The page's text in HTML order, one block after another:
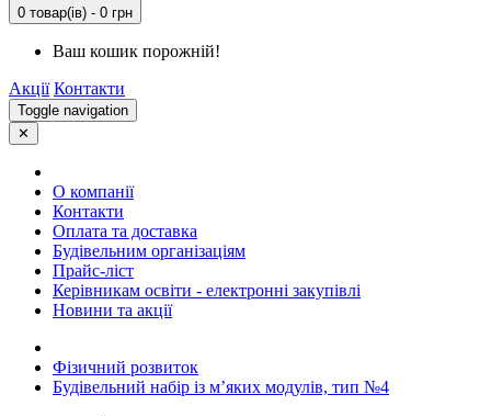
0 товар(ів) - 0 грн
Ваш кошик порожній!
Акції Контакти
Toggle navigation
✕
О компанії
Контакти
Оплата та доставка
Будівельним організаціям
Прайс-ліст
Керівникам освіти - електронні закупівлі
Новини та акції
Фізичний розвиток
Будівельний набір із м’яких модулів, тип №4